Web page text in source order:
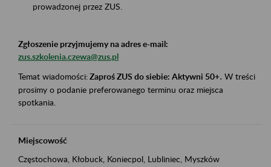
prowadzonej przez ZUS.
Zgłoszenie przyjmujemy na adres e-mail:
zus.szkolenia.czewa@zus.pl
Temat wiadomości:Zaproś ZUS do siebie: Aktywni 50+. W treści
prosimy o podanie preferowanego terminu oraz miejsca
spotkania.
Miejscowość
Częstochowa, Kłobuck, Koniecpol, Lubliniec, Myszków